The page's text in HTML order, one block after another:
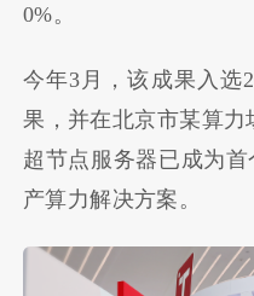
0%。
今年3月，该成果入选
果，并在北京市某算
超节点服务器已成为
产算力解决方案。